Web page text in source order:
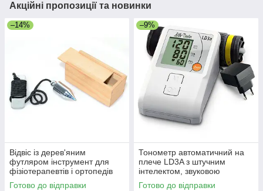
Акційні пропозиції та новинки
–14%
Відвіс із дерев'яним
футляром інструмент для
фізіотерапевтів і ортопедів
Готово до відправки
–9%
Тонометр автоматичний на
плече LD3A з штучним
інтелектом, звуковою
індикацією, Сінгапур
Готово до відправки